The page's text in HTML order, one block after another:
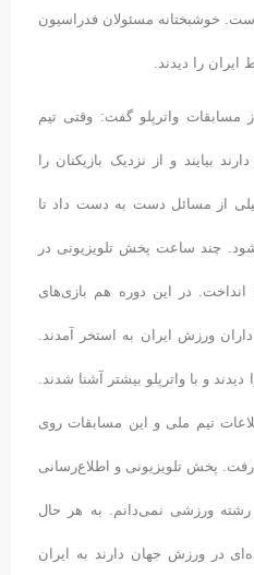
خوشبختانه مسئولان فدراسیون
را دیدند.
مسابقات واترپلو گفت: وقتی تیم
بیایند و از نزدیک بازیکنان را
از مسائل دست به دست داد تا
چند ساعت پخش تلویزیونی در
در این دوره هم بازی‌های
ورزش ایران به استخر آمدند.
و با واترپلو بیشتر آشنا شدند.
تیم ملی و این مسابقات روی
پخش تلویزیونی و اطلاع‌رسانی
ورزشی نمی‌دانم. به هر حال
در ورزش جهان دارند به ایران